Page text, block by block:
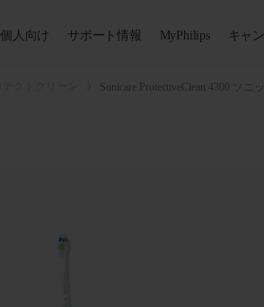
個人向け サポート情報 MyPhilips キャ
Sonicare ProtectiveClean 4300 ソ